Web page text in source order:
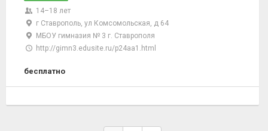
14–18 лет
г Ставрополь, ул Комсомольская, д 64
МБОУ гимназия № 3 г. Ставрополя
http://gimn3.edusite.ru/p24aa1.html
бесплатно